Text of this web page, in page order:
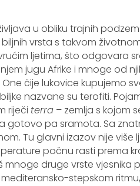
u obliku trajnih
vrsta s takvom
ljetima, što odgovara
jugu Afrike i mnoge od
čije lukovice kupujemo
nazvane su terofiti.
riječi terra– zemlja s kojom
gotovo pa sramota. Sa
Tu glavni izazov nije više
počnu rasti prema
mnoge druge vrste vjesnika
stepskom